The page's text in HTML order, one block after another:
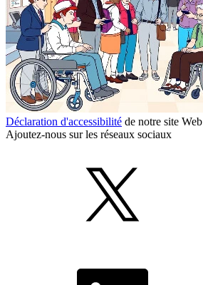
Déclaration d'accessibilité de notre site Web
Ajoutez-nous sur les réseaux sociaux